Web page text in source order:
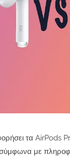
τα AirPods
με